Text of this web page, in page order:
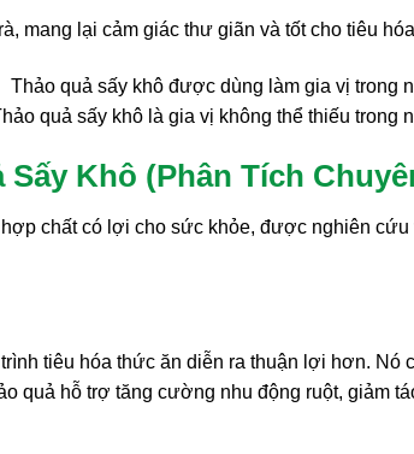
mang lại cảm giác thư giãn và tốt cho tiêu
quả sấy khô là gia vị không thể thiếu trong
Khô (Phân Tích
chất có lợi cho sức khỏe, được nghiên
tiêu hóa thức ăn diễn ra thuận lợi hơn.
quả hỗ trợ tăng cường nhu động ruột, giảm